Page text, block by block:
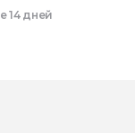
14 дней